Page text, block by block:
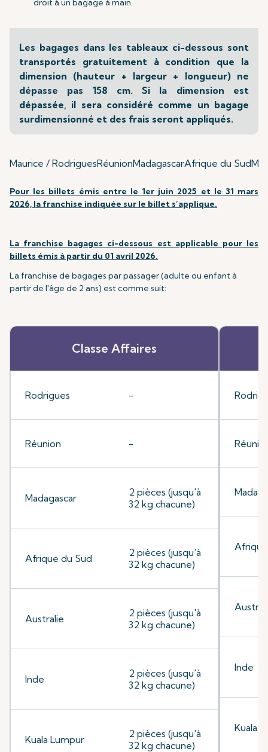
droit à un bagage à main.
Les bagages dans les tableaux ci-dessous sont
transportés gratuitement à condition que la
dimension (hauteur + largeur + longueur) ne
dépasse pas 158 cm. Si la dimension est
dépassée, il sera considéré comme un bagage
surdimensionné et des frais seront appliqués.
Maurice / RodriguesRéunionMadagascarAfrique du Sud
Pour les billets émis entre le 1er juin 2025 et le 31 mars
2026, la franchise indiquée sur le billet s’applique.
La franchise bagages ci-dessous est applicable pour les
billets émis à partir du 01 avril 2026.
La franchise de bagages par passager (adulte ou enfant à
partir de l'âge de 2 ans) est comme suit:
Classe Affaires
Rodrigues -
Réunion -
Madagascar
2 pièces (jusqu'à
32 kg chacune)
Afrique du Sud
2 pièces (jusqu'à
32 kg chacune)
Australie
2 pièces (jusqu'à
32 kg chacune)
Inde
2 pièces (jusqu'à
32 kg chacune)
Kuala Lumpur
2 pièces (jusqu'à
32 kg chacune)
Inde
Kuala